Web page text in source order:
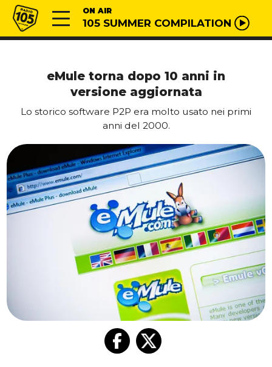
Vai al contenuto
Radio 105 ON AIR
105 SUMMER COMPILATION
eMule torna dopo 10 anni in
versione aggiornata
Lo storico software P2P era molto usato nei primi
anni del 2000.